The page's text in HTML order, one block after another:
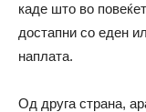
каде што во
достапни со еден
наплата.
Од друга страна,